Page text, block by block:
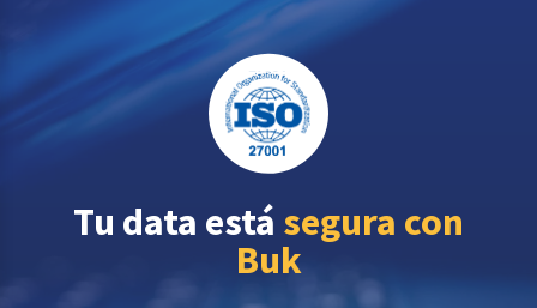
Tu data está segura con
Buk